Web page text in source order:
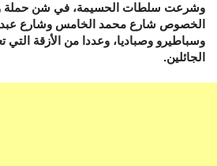
وشرعت سلطات الحسيمة، في شن حملة
الخصوص شارع محمد الخامس وشارع
وسباطيرو وصباديا، وعددا من الأزقة التي
الجائلين.